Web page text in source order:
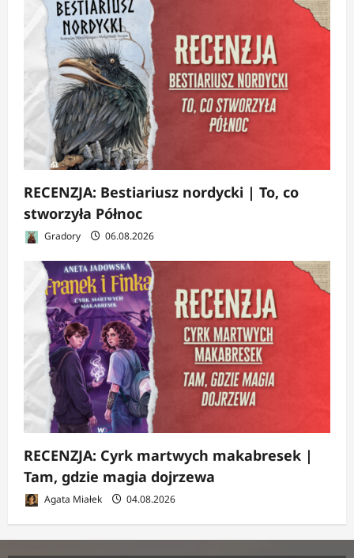
RECENZJA: Bestiariusz nordycki | To, co
stworzyła Północ
Gradory 06.08.2026
RECENZJA: Cyrk martwych makabresek |
Tam, gdzie magia dojrzewa
Agata Miałek 04.08.2026